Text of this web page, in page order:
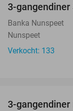
3-
Banka Nunspeet
Nunspeet
Verkocht: 133
3-